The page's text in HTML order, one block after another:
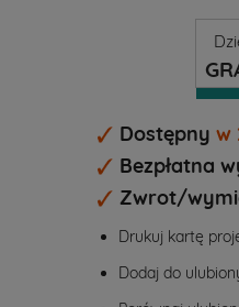
Dostępny w
Bezpłatna
Zwrot/
Drukuj kartę
Dodaj do